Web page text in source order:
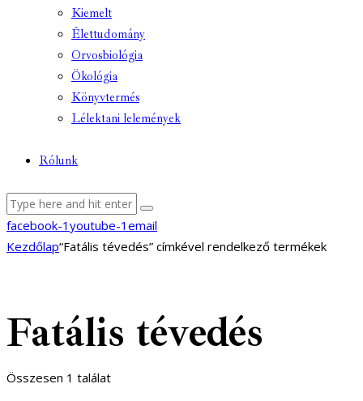
Kiemelt
Élettudomány
Orvosbiológia
Ökológia
Könyvtermés
Lélektani lelemények
Rólunk
facebook-1 youtube-1 email
Kezdőlap“Fatális tévedés” címkével rendelkező termékek
Fatális tévedés
Összesen 1 találat